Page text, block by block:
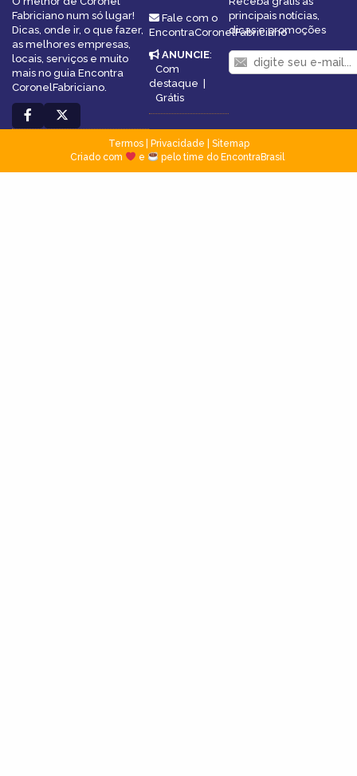
Fabriciano num só lugar!
Dicas, onde ir, o que fazer,
as melhores empresas,
locais, serviços e muito
mais no guia Encontra
CoronelFabriciano.
Fale com o
EncontraCoronelFabriciano
ANUNCIE:
Com
destaque
Grátis
principais notícias,
dicas e promoções
Termos| Privacidade
Sitemap
Criado com
e pelo time do EncontraBrasil